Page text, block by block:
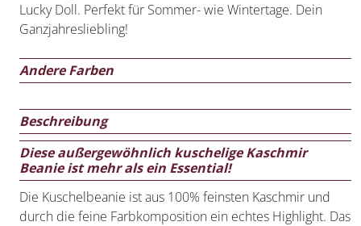
Lucky Doll. Perfekt für Sommer- wie Wintertage. Dein
Ganzjahresliebling!
Andere Farben
Beschreibung
Diese außergewöhnlich kuschelige Kaschmir
Beanie ist mehr als ein Essential!
Die Kuschelbeanie ist aus 100% feinsten Kaschmir und
durch die feine Farbkomposition ein echtes Highlight. Das